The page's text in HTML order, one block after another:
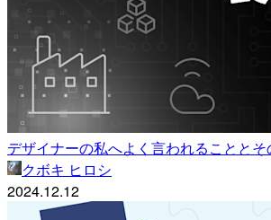
デザイナーの私へよく言われることとそ
クボキ ヒロシ
2024.12.12